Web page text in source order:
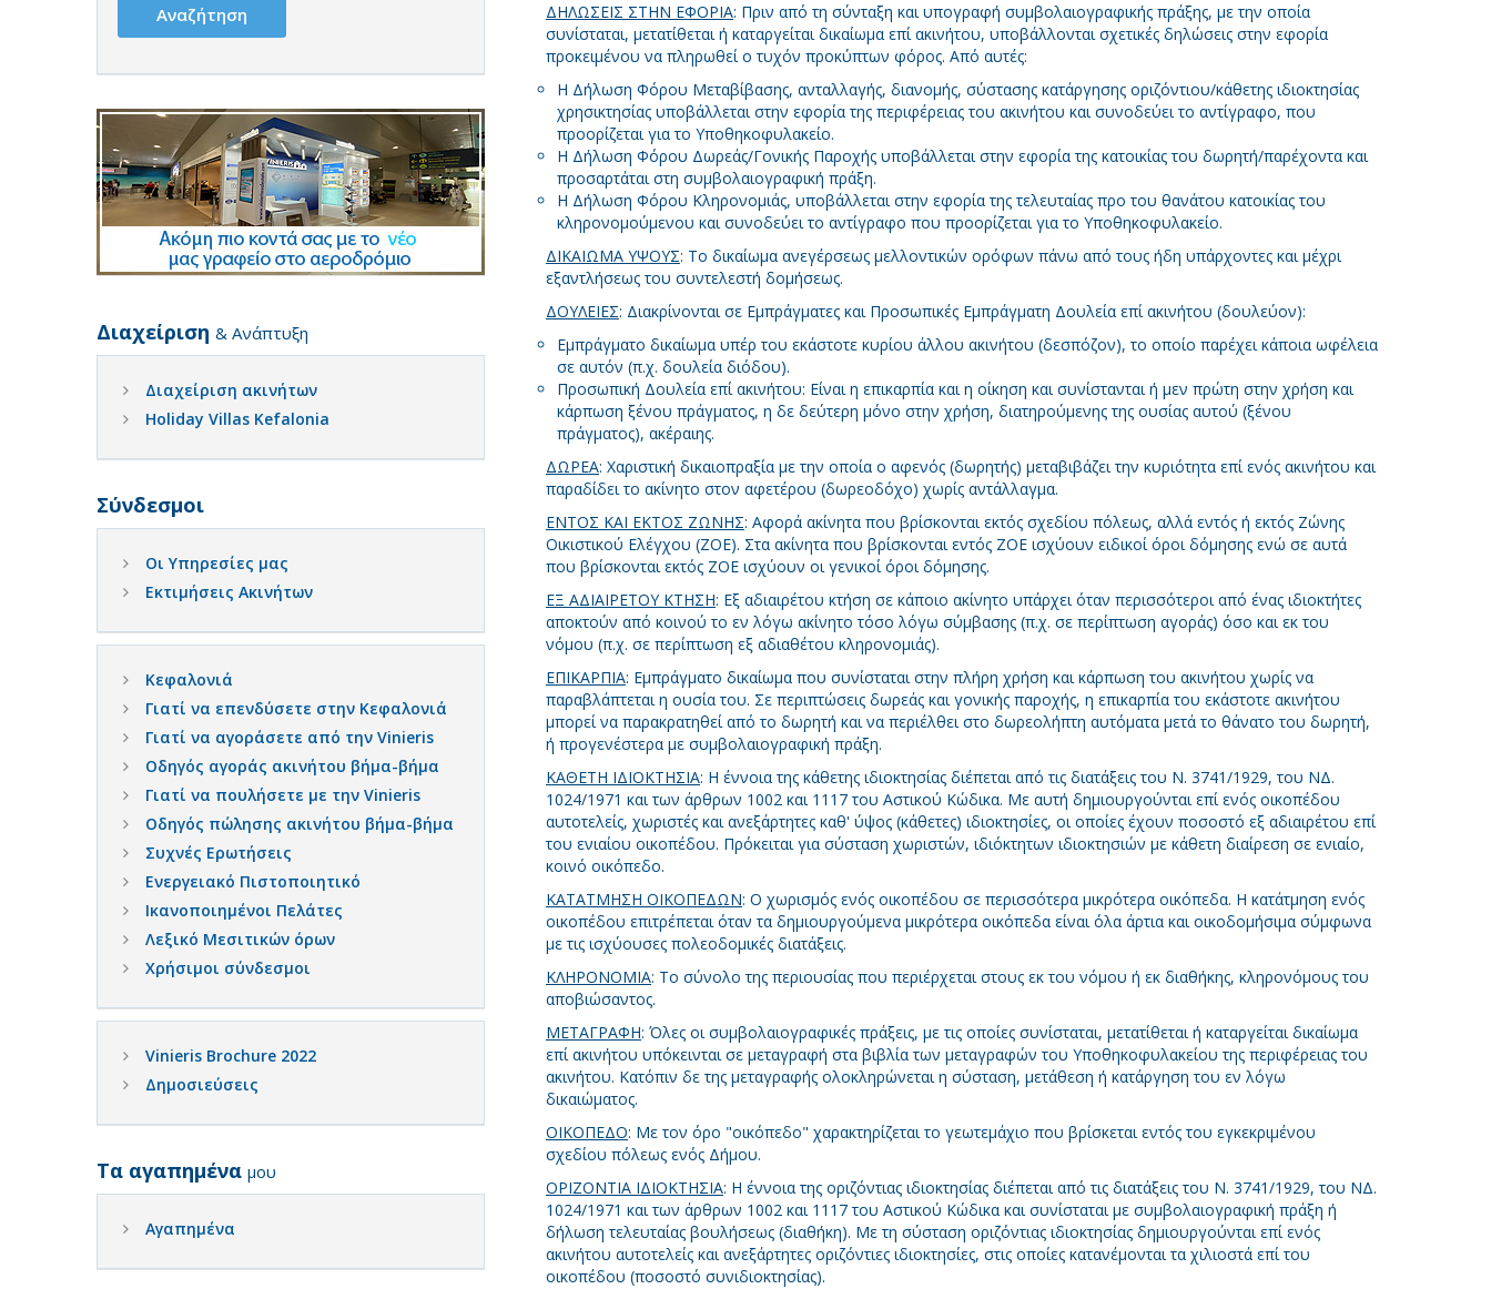
Διαχείριση & Ανάπτυξη
Διαχείριση ακινήτων
Holiday Villas Kefalonia
Σύνδεσμοι
Οι Υπηρεσίες μας
Εκτιμήσεις Ακινήτων
Κεφαλονιά
Γιατί να επενδύσετε στην Κεφαλονιά
Γιατί να αγοράσετε από την Vinieris
Οδηγός αγοράς ακινήτου βήμα-βήμα
Γιατί να πουλήσετε με την Vinieris
Οδηγός πώλησης ακινήτου βήμα-βήμα
Συχνές Ερωτήσεις
Ενεργειακό Πιστοποιητικό
Ικανοποιημένοι Πελάτες
Λεξικό Μεσιτικών όρων
Χρήσιμοι σύνδεσμοι
Vinieris Brochure 2022
Δημοσιεύσεις
Τα αγαπημένα μου
Αγαπημένα
ΔΗΛΩΣΕΙΣ ΣΤΗΝ ΕΦΟΡΙΑ: Πριν από τη σύνταξη και υπογραφή συμβολαιογραφικής πράξης, με την οποία
συνίσταται, μετατίθεται ή καταργείται δικαίωμα επί ακινήτου, υποβάλλονται σχετικές δηλώσεις στην εφορία
προκειμένου να πληρωθεί ο τυχόν προκύπτων φόρος. Από αυτές:
Η Δήλωση Φόρου Μεταβίβασης, ανταλλαγής, διανομής, σύστασης κατάργησης οριζόντιου/κάθετης ιδιοκτησίας
χρησικτησίας υποβάλλεται στην εφορία της περιφέρειας του ακινήτου και συνοδεύει το αντίγραφο, που
προορίζεται για το Υποθηκοφυλακείο.
Η Δήλωση Φόρου Δωρεάς/Γονικής Παροχής υποβάλλεται στην εφορία της κατοικίας του δωρητή/παρέχοντα και
προσαρτάται στη συμβολαιογραφική πράξη.
Η Δήλωση Φόρου Κληρονομιάς, υποβάλλεται στην εφορία της τελευταίας προ του θανάτου κατοικίας του
κληρονομούμενου και συνοδεύει το αντίγραφο που προορίζεται για το Υποθηκοφυλακείο.
ΔΙΚΑΙΩΜΑ ΥΨΟΥΣ: Το δικαίωμα ανεγέρσεως μελλοντικών ορόφων πάνω από τους ήδη υπάρχοντες και μέχρι
εξαντλήσεως του συντελεστή δομήσεως.
ΔΟΥΛΕΙΕΣ: Διακρίνονται σε Εμπράγματες και Προσωπικές Εμπράγματη Δουλεία επί ακινήτου (δουλεύον):
Εμπράγματο δικαίωμα υπέρ του εκάστοτε κυρίου άλλου ακινήτου (δεσπόζον), το οποίο παρέχει κάποια ωφέλεια
σε αυτόν (π.χ. δουλεία διόδου).
Προσωπική Δουλεία επί ακινήτου: Είναι η επικαρπία και η οίκηση και συνίστανται ή μεν πρώτη στην χρήση και
κάρπωση ξένου πράγματος, η δε δεύτερη μόνο στην χρήση, διατηρούμενης της ουσίας αυτού (ξένου
πράγματος), ακέραιης.
ΔΩΡΕΑ: Χαριστική δικαιοπραξία με την οποία ο αφενός (δωρητής) μεταβιβάζει την κυριότητα επί ενός ακινήτου και
παραδίδει το ακίνητο στον αφετέρου (δωρεοδόχο) χωρίς αντάλλαγμα.
ΕΝΤΟΣ ΚΑΙ ΕΚΤΟΣ ΖΩΝΗΣ: Αφορά ακίνητα που βρίσκονται εκτός σχεδίου πόλεως, αλλά εντός ή εκτός Ζώνης
Οικιστικού Ελέγχου (ΖΟΕ). Στα ακίνητα που βρίσκονται εντός ΖΟΕ ισχύουν ειδικοί όροι δόμησης ενώ σε αυτά
που βρίσκονται εκτός ΖΟΕ ισχύουν οι γενικοί όροι δόμησης.
ΕΞ ΑΔΙΑΙΡΕΤΟΥ ΚΤΗΣΗ: Εξ αδιαιρέτου κτήση σε κάποιο ακίνητο υπάρχει όταν περισσότεροι από ένας ιδιοκτήτες
αποκτούν από κοινού το εν λόγω ακίνητο τόσο λόγω σύμβασης (π.χ. σε περίπτωση αγοράς) όσο και εκ του
νόμου (π.χ. σε περίπτωση εξ αδιαθέτου κληρονομιάς).
ΕΠΙΚΑΡΠΙΑ: Εμπράγματο δικαίωμα που συνίσταται στην πλήρη χρήση και κάρπωση του ακινήτου χωρίς να
παραβλάπτεται η ουσία του. Σε περιπτώσεις δωρεάς και γονικής παροχής, η επικαρπία του εκάστοτε ακινήτου
μπορεί να παρακρατηθεί από το δωρητή και να περιέλθει στο δωρεολήπτη αυτόματα μετά το θάνατο του δωρητή,
ή προγενέστερα με συμβολαιογραφική πράξη.
ΚΑΘΕΤΗ ΙΔΙΟΚΤΗΣΙΑ: Η έννοια της κάθετης ιδιοκτησίας διέπεται από τις διατάξεις του Ν. 3741/1929, του ΝΔ.
1024/1971 και των άρθρων 1002 και 1117 του Αστικού Κώδικα. Με αυτή δημιουργούνται επί ενός οικοπέδου
αυτοτελείς, χωριστές και ανεξάρτητες καθ' ύψος (κάθετες) ιδιοκτησίες, οι οποίες έχουν ποσοστό εξ αδιαιρέτου επί
του ενιαίου οικοπέδου. Πρόκειται για σύσταση χωριστών, ιδιόκτητων ιδιοκτησιών με κάθετη διαίρεση σε ενιαίο,
κοινό οικόπεδο.
ΚΑΤΑΤΜΗΣΗ ΟΙΚΟΠΕΔΩΝ: Ο χωρισμός ενός οικοπέδου σε περισσότερα μικρότερα οικόπεδα. Η κατάτμηση ενός
οικοπέδου επιτρέπεται όταν τα δημιουργούμενα μικρότερα οικόπεδα είναι όλα άρτια και οικοδομήσιμα σύμφωνα
με τις ισχύουσες πολεοδομικές διατάξεις.
ΚΛΗΡΟΝΟΜΙΑ: Το σύνολο της περιουσίας που περιέρχεται στους εκ του νόμου ή εκ διαθήκης, κληρονόμους του
αποβιώσαντος.
ΜΕΤΑΓΡΑΦΗ: Όλες οι συμβολαιογραφικές πράξεις, με τις οποίες συνίσταται, μετατίθεται ή καταργείται δικαίωμα
επί ακινήτου υπόκεινται σε μεταγραφή στα βιβλία των μεταγραφών του Υποθηκοφυλακείου της περιφέρειας του
ακινήτου. Κατόπιν δε της μεταγραφής ολοκληρώνεται η σύσταση, μετάθεση ή κατάργηση του εν λόγω
δικαιώματος.
ΟΙΚΟΠΕΔΟ: Με τον όρο "οικόπεδο" χαρακτηρίζεται το γεωτεμάχιο που βρίσκεται εντός του εγκεκριμένου
σχεδίου πόλεως ενός Δήμου.
ΟΡΙΖΟΝΤΙΑ ΙΔΙΟΚΤΗΣΙΑ: Η έννοια της οριζόντιας ιδιοκτησίας διέπεται από τις διατάξεις του Ν. 3741/1929, του ΝΔ.
1024/1971 και των άρθρων 1002 και 1117 του Αστικού Κώδικα και συνίσταται με συμβολαιογραφική πράξη ή
δήλωση τελευταίας βουλήσεως (διαθήκη). Με τη σύσταση οριζόντιας ιδιοκτησίας δημιουργούνται επί ενός
ακινήτου αυτοτελείς και ανεξάρτητες οριζόντιες ιδιοκτησίες, στις οποίες κατανέμονται τα χιλιοστά επί του
οικοπέδου (ποσοστό συνιδιοκτησίας).